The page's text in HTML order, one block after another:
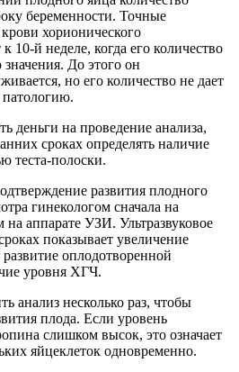
беременности. Точные
хорионического
10-й неделе, когда его количество
значения. До этого он
но его количество не дает
деньги на проведение анализа,
сроках определять наличие
теста-полоски.
развития плодного
гинекологом сначала на
на аппарате УЗИ. Ультразвуковое
показывает увеличение
оплодотворенной
уровня ХГЧ.
анализ несколько раз, чтобы
плода. Если уровень
слишком высок, это означает
яйцеклеток одновременно.